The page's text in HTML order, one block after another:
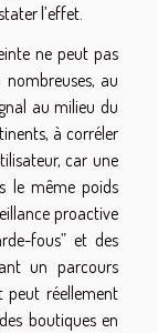
l’effet.
ne peut pas
au
au milieu du
à corréler
car une
le même poids
proactive
fous” et des
un parcours
peut réellement
boutiques en